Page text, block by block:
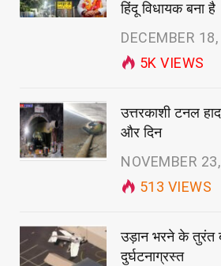
हिंदू विधायक बना है
DECEMBER
5KVIEWS
उत्तरकाशी टनल
और दिन
NOVEMBER
513 VIEWS
उड़ान भरने के तुरंत
दुर्घटनाग्रस्त